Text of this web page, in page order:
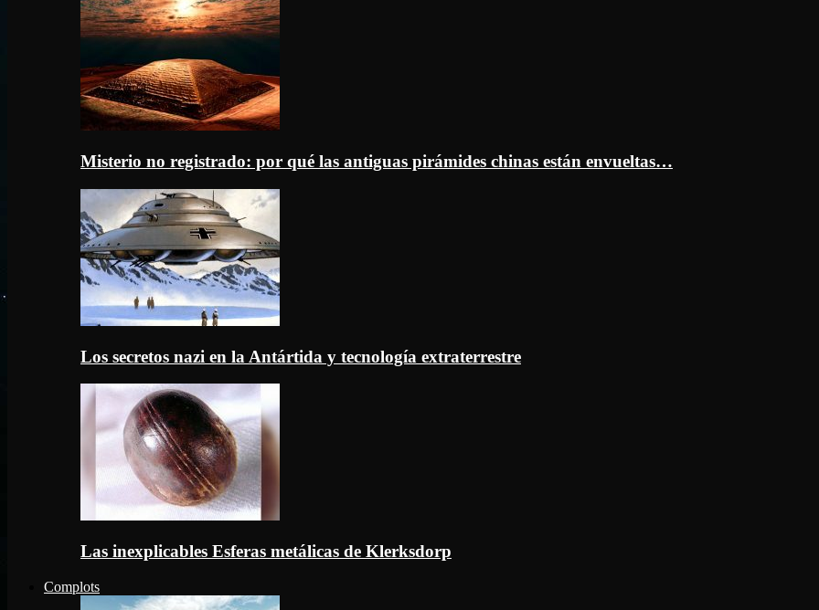
Misterio no registrado: por qué las antiguas pirámides chinas están envueltas…
Los secretos nazi en la Antártida y tecnología extraterrestre
Las inexplicables Esferas metálicas de Klerksdorp
Complots